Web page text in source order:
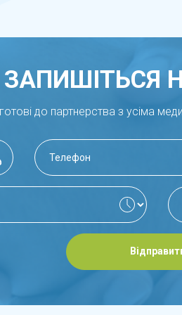
ЗАПИШІТЬСЯ
до партнерства з усіма